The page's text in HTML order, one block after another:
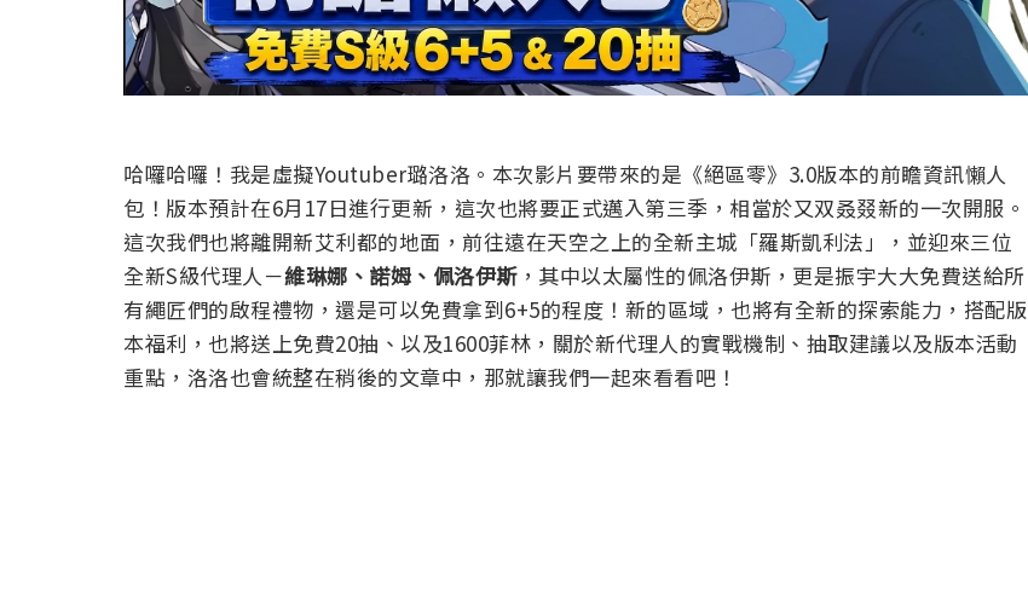
哈囉哈囉！我是虛擬Youtuber璐洛洛。本次影片要帶來的是《絕區零》3.0版本的前瞻資訊懶人
包！版本預計在6月17日進行更新，這次也將要正式邁入第三季，相當於又双叒叕新的一次開服。
這次我們也將離開新艾利都的地面，前往遠在天空之上的全新主城「羅斯凱利法」，並迎來三位
全新S級代理人－維琳娜、諾姆、佩洛伊斯，其中以太屬性的佩洛伊斯，更是振宇大大免費送給所
有繩匠們的啟程禮物，還是可以免費拿到6+5的程度！新的區域，也將有全新的探索能力，搭配版
本福利，也將送上免費20抽、以及1600菲林，關於新代理人的實戰機制、抽取建議以及版本活動
重點，洛洛也會統整在稍後的文章中，那就讓我們一起來看看吧！